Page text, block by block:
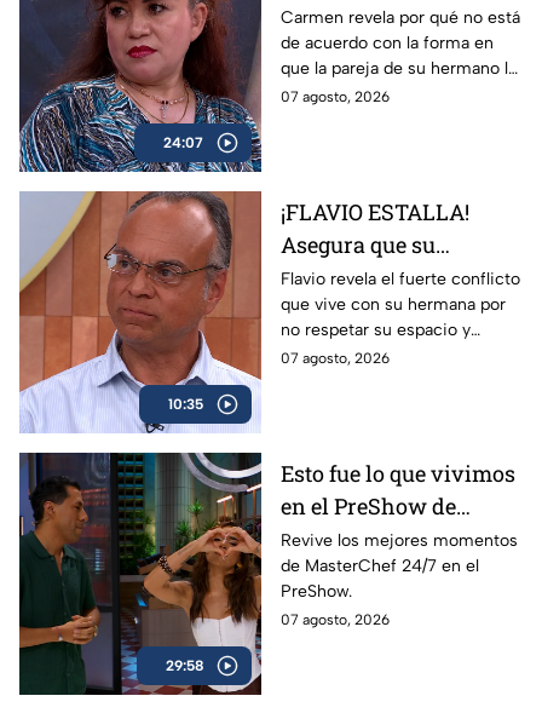
24:07
la pareja de su
hermano NO lo cuida
como ella
Carmen revela por qué no está
de acuerdo con la forma en
que la pareja de su hermano lo
atiende.
07 agosto, 2026
10:35
¡FLAVIO ESTALLA!
Asegura que su
hermana entra a su
casa y NO respeta su
vida en pareja
Flavio revela el fuerte conflicto
que vive con su hermana por
no respetar su espacio y
relación.
07 agosto, 2026
29:58
Esto fue lo que vivimos
en el PreShow de
MasterChef 24/7 este
viernes
Revive los mejores momentos
de MasterChef 24/7 en el
PreShow.
07 agosto, 2026